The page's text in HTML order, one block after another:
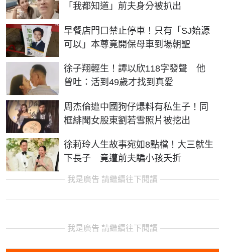
「我都知道」前夫身分被扒出
早餐店門口禁止停車！只有「SJ始源
可以」本尊竟開保母車到場朝聖
徐子翔輕生！譚以欣118字發聲 他
曾吐：活到49歲才找到真愛
周杰倫遭中國狗仔爆料有私生子！同
框緋聞女股東劉若雪照片被挖出
徐莉玲人生故事宛如8點檔！大三就生
下長子 竟遭前夫騙小孩夭折
我是廣告 請繼續往下閱讀
我是廣告 請繼續往下閱讀